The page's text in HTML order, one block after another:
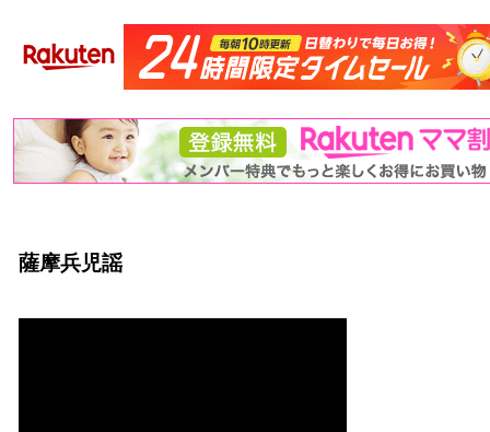
薩摩兵児謡